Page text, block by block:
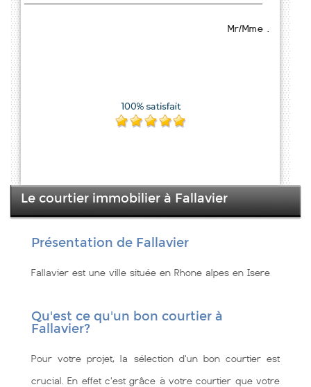
Mr/Mme .
Le courtier immobilier à Fallavier
Présentation de Fallavier
Fallavier est une ville située en Rhone alpes en Isere
Qu'est ce qu'un bon courtier à
Fallavier?
Pour votre projet, la sélection d'un bon courtier est
crucial. En effet c'est grâce à votre courtier que votre